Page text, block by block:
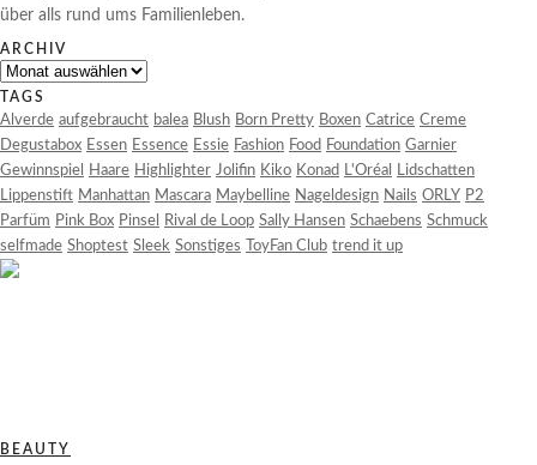
über alls rund ums Familienleben.
ARCHIV
Archiv
TAGS
Alverde aufgebraucht balea Blush Born Pretty Boxen Catrice Creme
Degustabox Essen Essence Essie Fashion Food Foundation Garnier
Gewinnspiel
Haare Highlighter Jolifin Kiko Konad L'Oréal
Lidschatten
Lippenstift Manhattan Mascara Maybelline Nageldesign Nails ORLY P2
Parfüm Pink Box Pinsel Rival de Loop Sally Hansen Schaebens Schmuck
selfmade Shoptest Sleek Sonstiges ToyFan Club trend it up
BEAUTY